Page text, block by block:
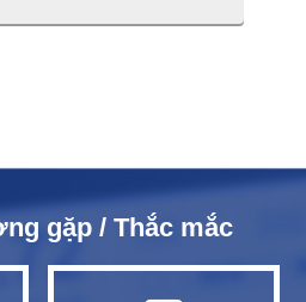
gặp / Thắc mắc